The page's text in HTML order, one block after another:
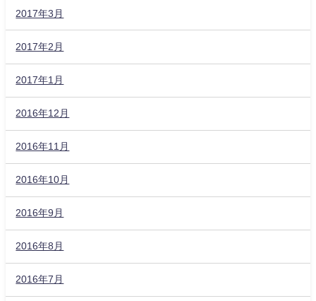
2017年3月
2017年2月
2017年1月
2016年12月
2016年11月
2016年10月
2016年9月
2016年8月
2016年7月